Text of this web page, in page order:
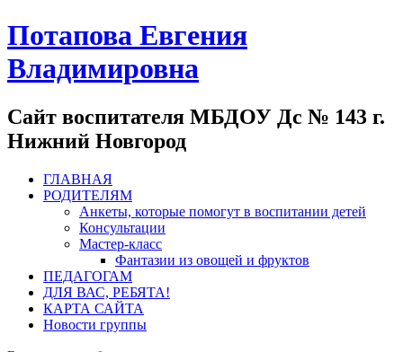
Потапова Евгения
Владимировна
Сайт воспитателя МБДОУ Дс № 143 г.
Нижний Новгород
ГЛАВНАЯ
РОДИТЕЛЯМ
Анкеты, которые помогут в воспитании детей
Консультации
Мастер-класс
Фантазии из овощей и фруктов
ПЕДАГОГАМ
ДЛЯ ВАС, РЕБЯТА!
КАРТА САЙТА
Новости группы